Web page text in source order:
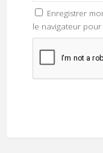
Enregistrer
le navigateur